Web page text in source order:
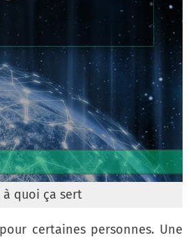
quoi ça sert
certaines personnes. Une